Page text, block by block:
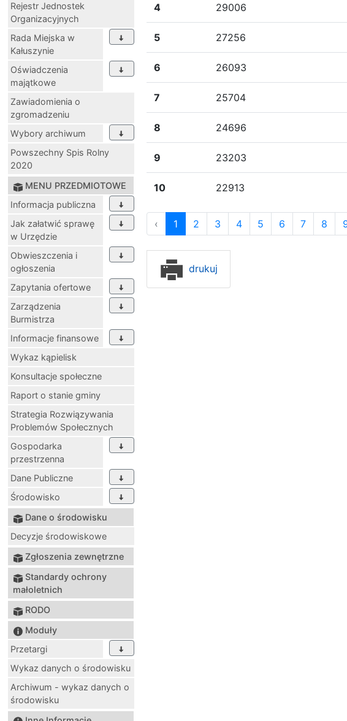
Rejestr Jednostek
Organizacyjnych
Rada Miejska w
Kałuszynie
Oświadczenia
majątkowe
Zawiadomienia o
zgromadzeniu
Wybory archiwum
Powszechny Spis Rolny
2020
MENU PRZEDMIOTOWE
Informacja publiczna
Jak załatwić sprawę
w Urzędzie
Obwieszczenia i
ogłoszenia
Zapytania ofertowe
Zarządzenia
Burmistrza
Informacje finansowe
Wykaz kąpielisk
Konsultacje społeczne
Raport o stanie gminy
Strategia Rozwiązywania
Problemów Społecznych
Gospodarka
przestrzenna
Dane Publiczne
Środowisko
Dane o środowisku
Decyzje środowiskowe
Zgłoszenia zewnętrzne
Standardy ochrony
małoletnich
RODO
Moduły
Przetargi
Wykaz danych o środowisku
Archiwum - wykaz danych o
środowisku
4 29006
5 27256
6 26093
7 25704
8 24696
9 23203
10 22913
‹ 1 2 3 4 5 6 7 8
drukuj